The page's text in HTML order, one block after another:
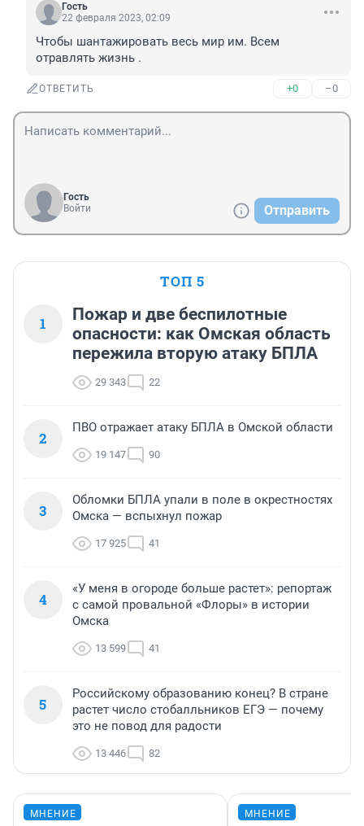
Гость
22 февраля 2023, 02:09
Чтобы шантажировать весь мир им. Всем
отравлять жизнь .
ОТВЕТИТЬ +0 –0
Гость
Войти
Отправить
ТОП 5
1
Пожар и две беспилотные
опасности: как Омская область
пережила вторую атаку БПЛА
29 343 22
2
ПВО отражает атаку БПЛА в Омской области
19 147 90
3
Обломки БПЛА упали в поле в окрестностях
Омска — вспыхнул пожар
17 925 41
4
«У меня в огороде больше растет»: репортаж
с самой провальной «Флоры» в истории
Омска
13 599 41
5
Российскому образованию конец? В стране
растет число стобалльников ЕГЭ — почему
это не повод для радости
13 446 82
МНЕНИЕ МНЕНИЕ